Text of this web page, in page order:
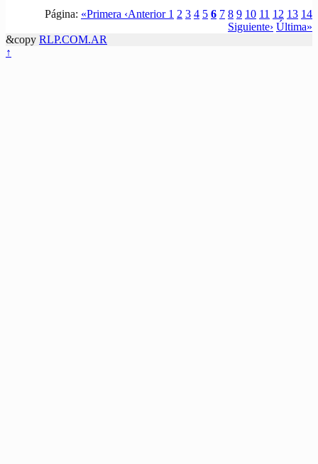
Página: «Primera ‹Anterior 1 2 3 4 5 6 7 8 9 10 11 12 13 14
Siguiente› Última»
&copy RLP.COM.AR
↑